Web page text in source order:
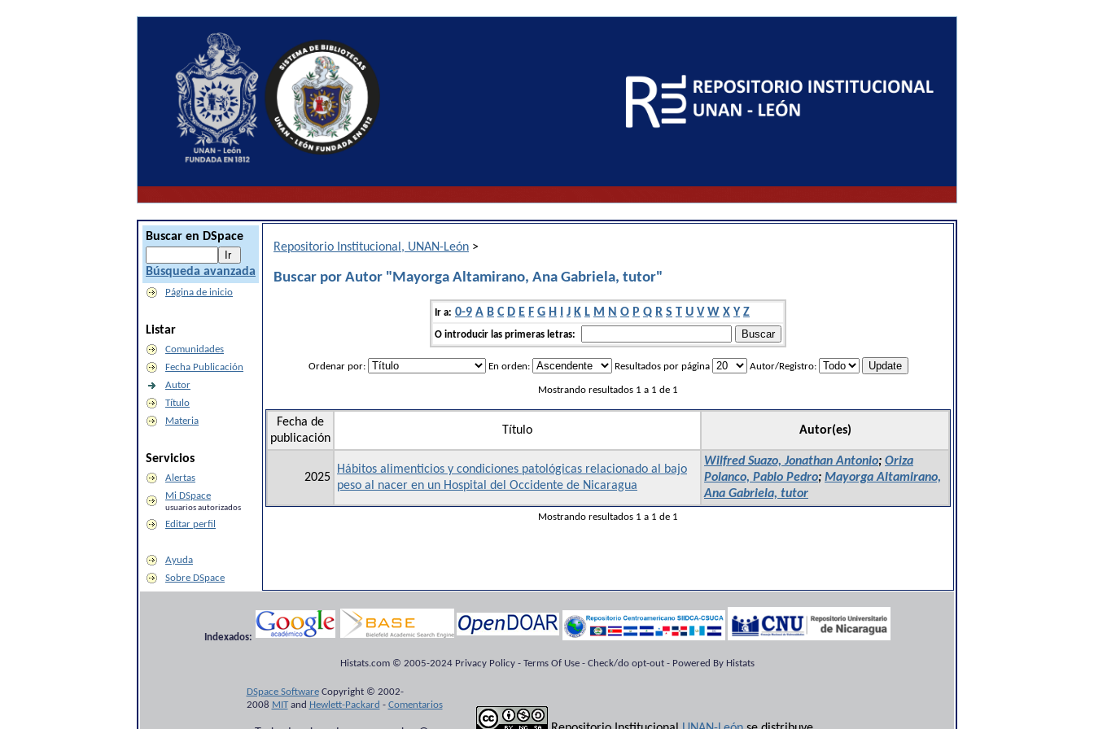
Buscar en DSpace
Búsqueda avanzada
Página de inicio
Listar
Comunidades
Fecha Publicación
Autor
Título
Materia
Servicios
Alertas
Mi DSpace
usuarios autorizados
Editar perfil
Ayuda
Sobre DSpace
Repositorio Institucional, UNAN-León >
Buscar por Autor "Mayorga Altamirano, Ana Gabriela, tutor"
Ir a: 0-9 A B C D E F G H I J K L M N O P Q R S T U V W X Y Z
O introducir las primeras letras:
Ordenar por: En orden: Resultados por página Autor/Registro:
Mostrando resultados 1 a 1 de 1
Fecha de
publicación
Título Autor(es)
2025
Hábitos alimenticios y condiciones patológicas relacionado al bajo
peso al nacer en un Hospital del Occidente de Nicaragua
Wilfred Suazo, Jonathan Antonio; Oriza
Polanco, Pablo Pedro; Mayorga Altamirano,
Ana Gabriela, tutor
Mostrando resultados 1 a 1 de 1
Indexados:
Histats.com © 2005-2024 Privacy Policy - Terms Of Use - Check/do opt-out - Powered By Histats
DSpace SoftwareCopyright © 2002-
2008 MITand Hewlett-Packard - Comentarios